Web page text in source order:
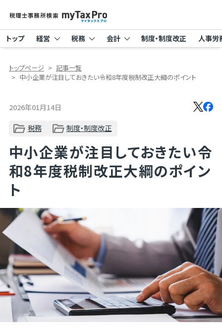
トップ 経営 税務 会計 制度・制度改正 人事労
トップページ
記事一覧
中小企業が注目しておきたい令和8年度税制改正大綱のポイント
2026年01月14日
税務
制度・制度改正
中小企業が注目しておきたい令
和8年度税制改正大綱のポイン
ト